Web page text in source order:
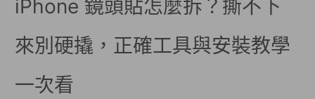
iPhone 鏡頭貼怎麼拆？撕不下
來別硬撬，正確工具與安裝教學
一次看